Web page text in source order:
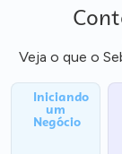
Veja o que o
Iniciando
um
Negócio